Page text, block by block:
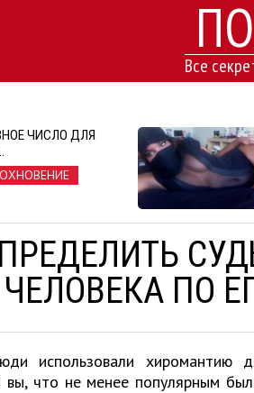
Все
ЧИСЛО ДЛЯ
ПО
использовали хиромантию
вы, что не менее популярным